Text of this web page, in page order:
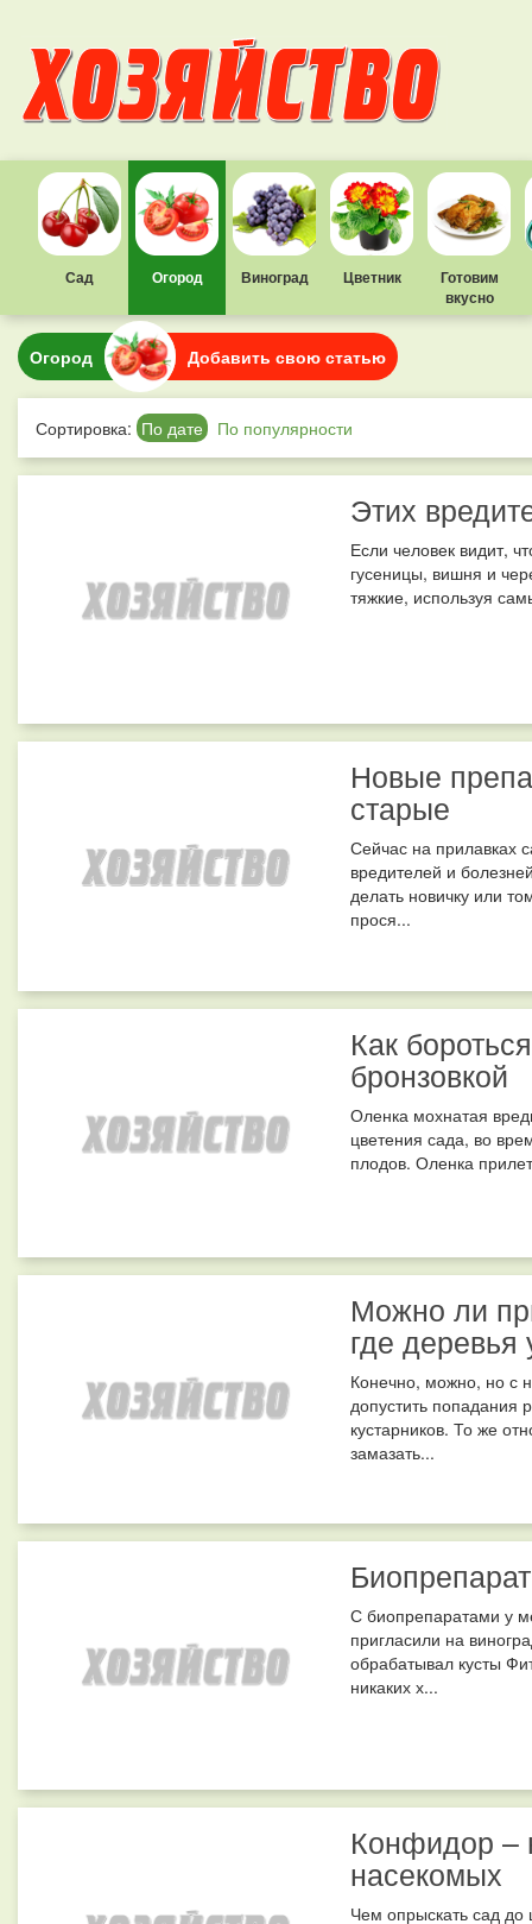
Сад Огород Виноград Цветник
Готовим
вкусно
Огород Добавить свою статью
Сортировка: По дате По популярности
Этих
Если человек видит,
гусеницы, вишня и
тяжкие, используя
Новые
старые
Сейчас на прилавках
вредителей и
делать новичку или
прося...
Как
бронзовкой
Оленка мохнатая
цветения сада, во
плодов. Оленка
Можно ли
где
Конечно, можно, но с
допустить попадания
кустарников. То же
замазать...
С биопрепаратами у
пригласили на
обрабатывал кусты
никаких х...
Конфидор –
насекомых
Чем опрыскать сад до